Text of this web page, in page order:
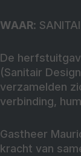
WAAR:
De
(Sanitair
verzamelden
verbinding,
Gastheer
kracht van